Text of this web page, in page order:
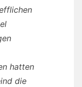
hatten
die